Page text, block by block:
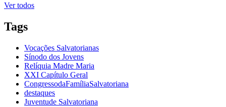
Ver todos
Tags
Vocações Salvatorianas
Sínodo dos Jovens
Relíquia Madre Maria
XXI Capítulo Geral
CongressodaFamíliaSalvatoriana
destaques
Juventude Salvatoriana